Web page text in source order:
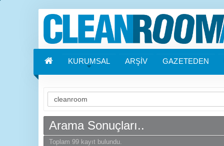
KURUMSAL ARŞİV GAZETEDEN
Arama Sonuçları..
Toplam 99 kayıt bulundu.